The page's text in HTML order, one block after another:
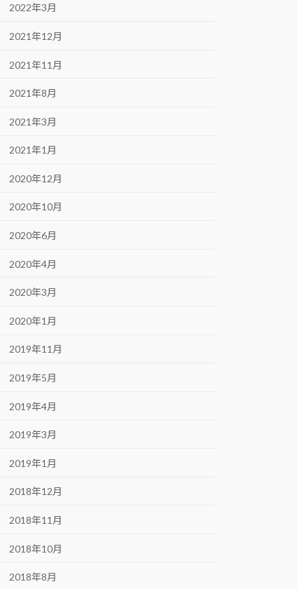
2022年3月
2021年12月
2021年11月
2021年8月
2021年3月
2021年1月
2020年12月
2020年10月
2020年6月
2020年4月
2020年3月
2020年1月
2019年11月
2019年5月
2019年4月
2019年3月
2019年1月
2018年12月
2018年11月
2018年10月
2018年8月